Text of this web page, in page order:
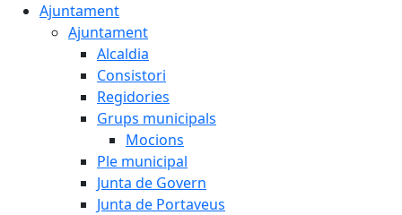
Ajuntament
Ajuntament
Alcaldia
Consistori
Regidories
Grups municipals
Mocions
Ple municipal
Junta de Govern
Junta de Portaveus